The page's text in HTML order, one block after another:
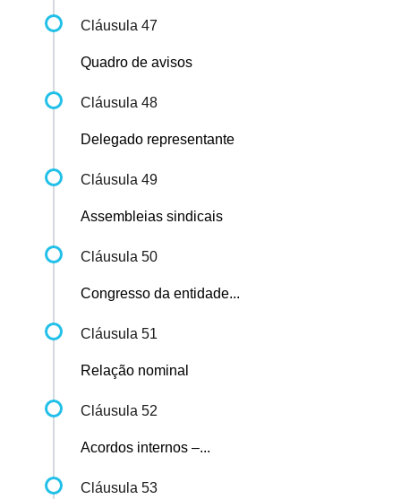
Cláusula 47
Quadro de avisos
Cláusula 48
Delegado representante
Cláusula 49
Assembleias sindicais
Cláusula 50
Congresso da entidade...
Cláusula 51
Relação nominal
Cláusula 52
Acordos internos –...
Cláusula 53